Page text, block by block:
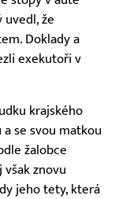
uvedl, že
Doklady a
exekutoři v
krajského
se svou matkou
žalobce
však znovu
jeho tety, která